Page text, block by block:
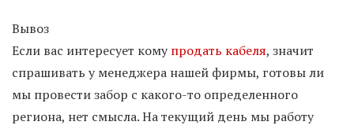
Вывоз
Если вас интересует комупродать кабеля, значит
спрашивать у менеджера нашей фирмы, готовы ли
мы провести забор с какого-то определенного
региона, нет смысла. На текущий день мы работу